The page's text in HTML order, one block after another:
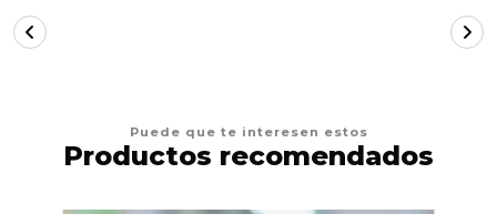
Puede que te interesen estos
Productos recomendados